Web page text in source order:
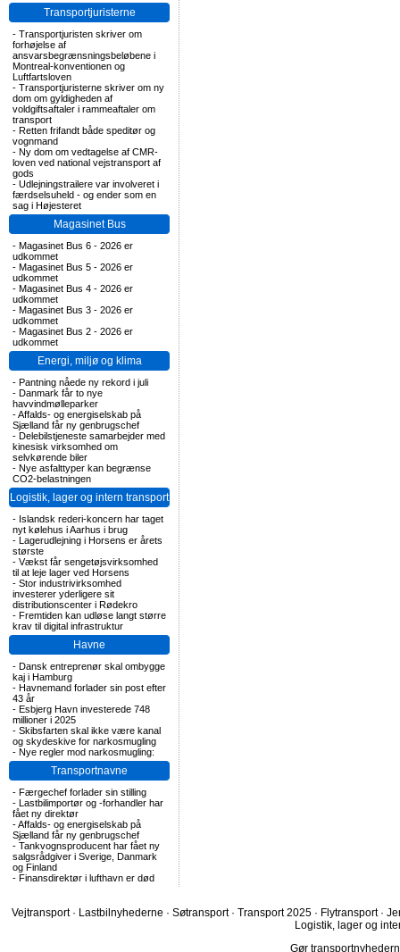
Transportjuristerne
- Transportjuristen skriver om
forhøjelse af
ansvarsbegrænsningsbeløbene i
Montreal-konventionen og
Luftfartsloven
- Transportjuristerne skriver om ny
dom om gyldigheden af
voldgiftsaftaler i rammeaftaler om
transport
- Retten frifandt både speditør og
vognmand
- Ny dom om vedtagelse af CMR-
loven ved national vejstransport af
gods
- Udlejningstrailere var involveret i
færdselsuheld - og ender som en
sag i Højesteret
Magasinet Bus
- Magasinet Bus 6 - 2026 er
udkommet
- Magasinet Bus 5 - 2026 er
udkommet
- Magasinet Bus 4 - 2026 er
udkommet
- Magasinet Bus 3 - 2026 er
udkommet
- Magasinet Bus 2 - 2026 er
udkommet
Energi, miljø og klima
- Pantning nåede ny rekord i juli
- Danmark får to nye
havvindmølleparker
-Affalds- og energiselskab på
Sjælland får ny genbrugschef
- Delebilstjeneste samarbejder med
kinesisk virksomhed om
selvkørende biler
- Nye asfalttyper kan begrænse
CO2-belastningen
Logistik, lager og intern transport
- Islandsk rederi-koncern har taget
nyt kølehus i Aarhus i brug
- Lagerudlejning i Horsens er årets
største
- Vækst får sengetøjsvirksomhed
til at leje lager ved Horsens
- Stor industrivirksomhed
investerer yderligere sit
distributionscenter i Rødekro
- Fremtiden kan udløse langt større
krav til digital infrastruktur
Havne
- Dansk entreprenør skal ombygge
kaj i Hamburg
- Havnemand forlader sin post efter
43 år
- Esbjerg Havn investerede 748
millioner i 2025
- Skibsfarten skal ikke være kanal
og skydeskive for narkosmugling
- Nye regler mod narkosmugling:
Transportnavne
- Færgechef forlader sin stilling
- Lastbilimportør og -forhandler har
fået ny direktør
-Affalds- og energiselskab på
Sjælland får ny genbrugschef
- Tankvognsproducent har fået ny
salgsrådgiver i Sverige, Danmark
og Finland
- Finansdirektør i lufthavn er død
Vejtransport · Lastbilnyhederne · Søtransport · Transport 2025 · Flytransport ·
Logistik, lager og
Gør